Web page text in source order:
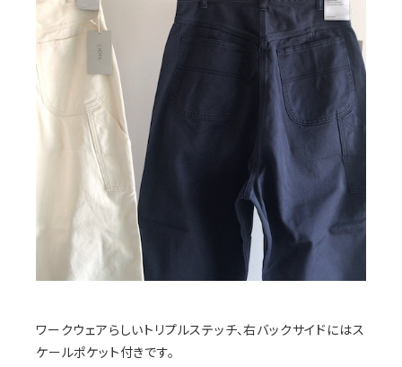
ワークウェアらしいトリプルステッチ、右バックサイドにはス
ケールポケット付きです。